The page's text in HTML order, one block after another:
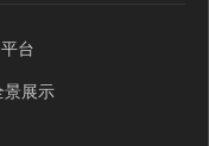
台
景展示